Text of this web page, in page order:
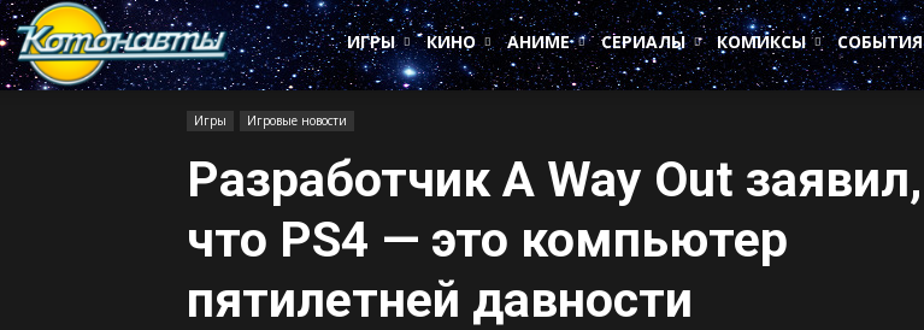
Котонавты
ИГРЫ
КИНО АНИМЕ СЕРИАЛЫ КОМИКСЫ СОБЫТИЯ
Игры Игровые новости
Разработчик A Way Out заявил,
что PS4 — это компьютер
пятилетней давности